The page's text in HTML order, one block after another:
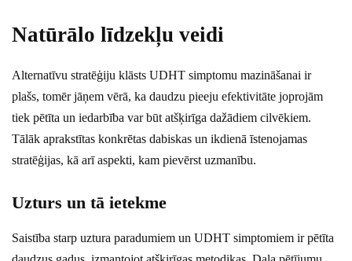
Natūrālo līdzekļu veidi
Alternatīvu stratēģiju klāsts UDHT simptomu mazināšanai ir
plašs, tomēr jāņem vērā, ka daudzu pieeju efektivitāte joprojām
tiek pētīta un iedarbība var būt atšķirīga dažādiem cilvēkiem.
Tālāk aprakstītas konkrētas dabiskas un ikdienā īstenojamas
stratēģijas, kā arī aspekti, kam pievērst uzmanību.
Uzturs un tā ietekme
Saistība starp uztura paradumiem un UDHT simptomiem ir pētīta